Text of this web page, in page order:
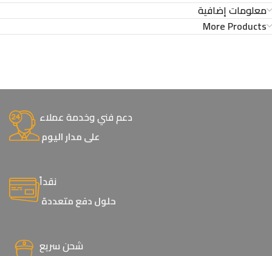
معلومات إضافية
More Products
دعم فني وخدمة عملاء
على مدار اليوم
نقداً
حلول دفع متعددة
شحن سريع